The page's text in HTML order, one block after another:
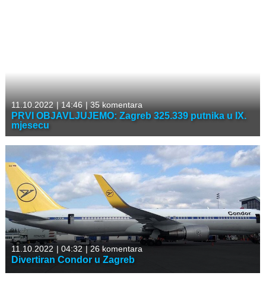
11.10.2022 |14:46 |35 komentara
PRVI OBJAVLJUJEMO: Zagreb 325.339 putnika u IX.
mjesecu
11.10.2022 | 04:32 |26 komentara
Divertiran Condor u Zagreb